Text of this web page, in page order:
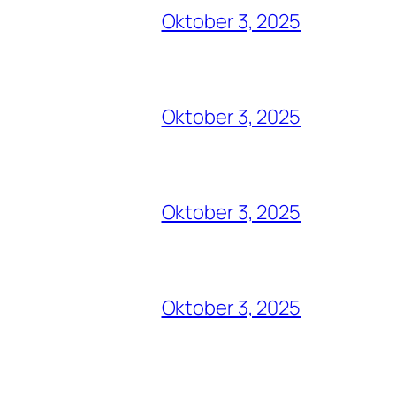
Oktober 3, 2025
Oktober 3, 2025
Oktober 3, 2025
Oktober 3, 2025